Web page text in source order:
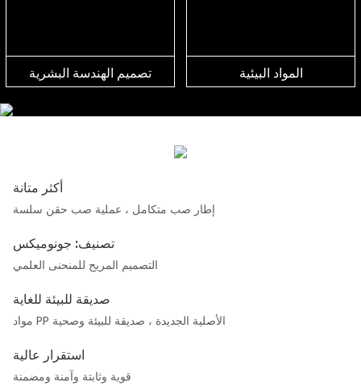
تصميم الهندسة البشرية المواد البيئية
أكثر متانة
إطار صب متكامل ، عملية صب حقن سلسة
تصنيف: جونوميكس
التصميم المريح للمنحنى العلمي
صديقة للبيئة للغاية
مواد PP الأصلية الجديدة ، صديقة للبيئة وصحية
استقرار عالية
قوية وثابتة وآمنة ومضمنة